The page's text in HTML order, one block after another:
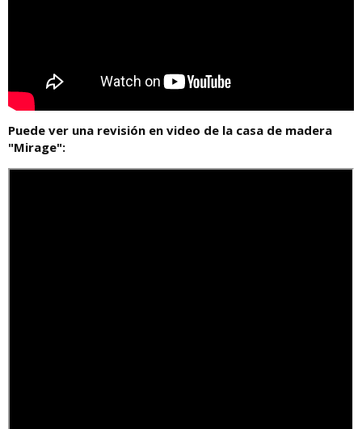
Puede ver una revisión en video de la casa de madera
"Mirage":